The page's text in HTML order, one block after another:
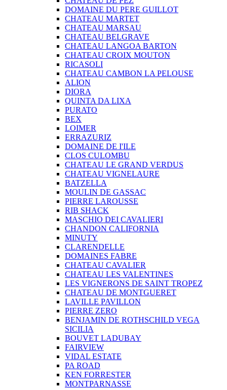
DOMAINE DU PERE GUILLOT
CHATEAU MARTET
CHATEAU MARSAU
CHATEAU BELGRAVE
CHATEAU LANGOA BARTON
CHATEAU CROIX MOUTON
RICASOLI
CHATEAU CAMBON LA PELOUSE
ALION
DIORA
QUINTA DA LIXA
PURATO
BEX
LOIMER
ERRAZURIZ
DOMAINE DE I'ILE
CLOS CULOMBU
CHATEAU LE GRAND VERDUS
CHATEAU VIGNELAURE
BATZELLA
MOULIN DE GASSAC
PIERRE LAROUSSE
RIB SHACK
MASCHIO DEI CAVALIERI
CHANDON CALIFORNIA
MINUTY
CLARENDELLE
DOMAINES FABRE
CHATEAU CAVALIER
CHATEAU LES VALENTINES
LES VIGNERONS DE SAINT TROPEZ
CHATEAU DE MONTGUERET
LAVILLE PAVILLON
PIERRE ZERO
BENJAMIN DE ROTHSCHILD VEGA
SICILIA
BOUVET LADUBAY
FAIRVIEW
VIDAL ESTATE
PA ROAD
KEN FORRESTER
MONTPARNASSE